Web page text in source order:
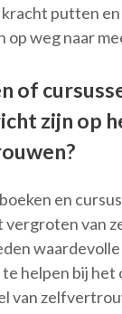
putten
op weg naar
of
zijn op
en
vergroten van
helpen bij het
van